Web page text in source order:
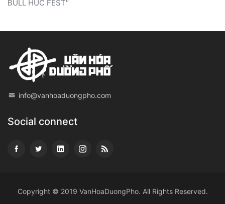
BULL HÚC FEST"
info@vanhoaduongpho.com
Social connect
Copyright © 2019 VanHoaDuongPho. All Rights Reserved.